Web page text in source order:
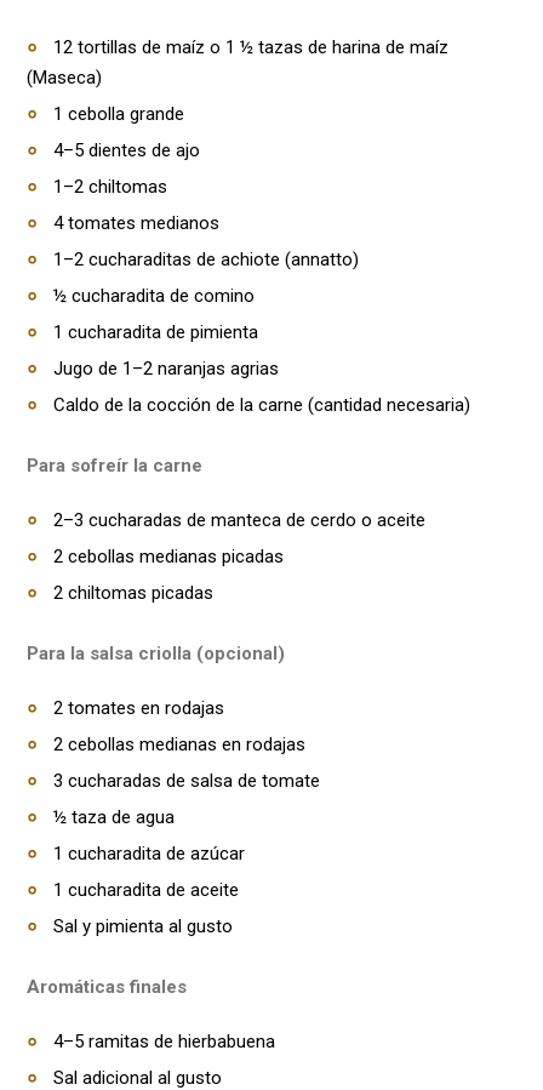
12 tortillas de maíz o 1 ½ tazas de harina de maíz
(Maseca)
1 cebolla grande
4–5 dientes de ajo
1–2 chiltomas
4 tomates medianos
1–2 cucharaditas de achiote (annatto)
½ cucharadita de comino
1 cucharadita de pimienta
Jugo de 1–2 naranjas agrias
Caldo de la cocción de la carne (cantidad necesaria)
Para sofreír la carne
2–3 cucharadas de manteca de cerdo o aceite
2 cebollas medianas picadas
2 chiltomas picadas
Para la salsa criolla (opcional)
2 tomates en rodajas
2 cebollas medianas en rodajas
3 cucharadas de salsa de tomate
½ taza de agua
1 cucharadita de azúcar
1 cucharadita de aceite
Sal y pimienta al gusto
Aromáticas finales
4–5 ramitas de hierbabuena
Sal adicional al gusto